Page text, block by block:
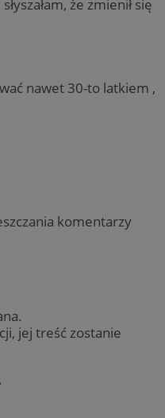
że zmienił się
nawet 30-to latkiem ,
komentarzy
jej treść zostanie